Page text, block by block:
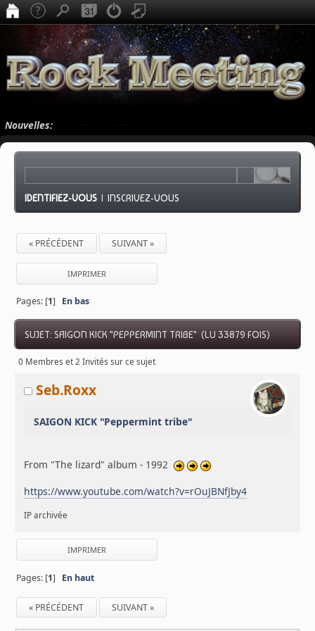
Nouvelles:
IDENTIFIEZ-VOUS |INSCRIVEZ-VOUS
« PRÉCÉDENT SUIVANT »
IMPRIMER
Pages: [1] En bas
SUJET: SAIGON KICK "PEPPERMINT TRIBE" (LU 33879 FOIS)
0 Membres et 2 Invités sur ce sujet
Seb.Roxx
SAIGON KICK "Peppermint tribe"
From "The lizard" album - 1992
https://www.youtube.com/watch?v=rOuJBNfJby4
IP archivée
IMPRIMER
Pages: [1] En haut
« PRÉCÉDENT SUIVANT »